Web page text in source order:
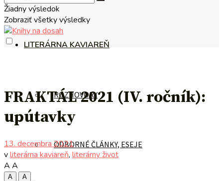
LITERÁRNA KAVIAREŇ
ROZHOVORY
ODBORNÉ ČLÁNKY, ESEJE
Žiadny výsledok
Zobraziť všetky výsledky
FRAKTÁL 2021 (IV. ročník):
upútavky
13. decembra 2021
vliterárna kaviareň, literárny život
A A
A
A